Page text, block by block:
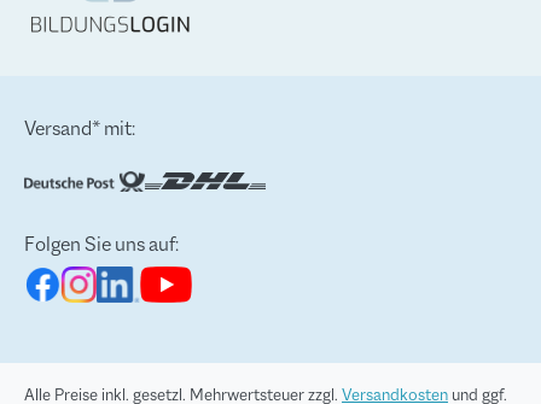
Versand* mit:
Folgen Sie uns auf:
Alle Preise inkl. gesetzl. Mehrwertsteuer zzgl. Versandkosten und ggf.